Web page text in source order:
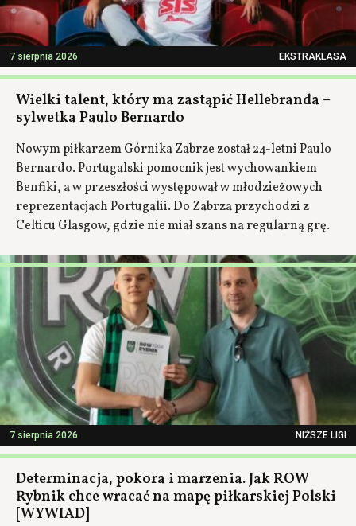
7 sierpnia 2026 EKSTRAKLASA
Wielki talent, który ma zastąpić Hellebranda –
sylwetka Paulo Bernardo
Nowym piłkarzem Górnika Zabrze został 24-letni Paulo
Bernardo. Portugalski pomocnik jest wychowankiem
Benfiki, a w przeszłości występował w młodzieżowych
reprezentacjach Portugalii. Do Zabrza przychodzi z
Celticu Glasgow, gdzie nie miał szans na regularną grę.
7 sierpnia 2026 NIŻSZE LIGI
Determinacja, pokora i marzenia. Jak ROW
Rybnik chce wracać na mapę piłkarskiej Polski
[WYWIAD]